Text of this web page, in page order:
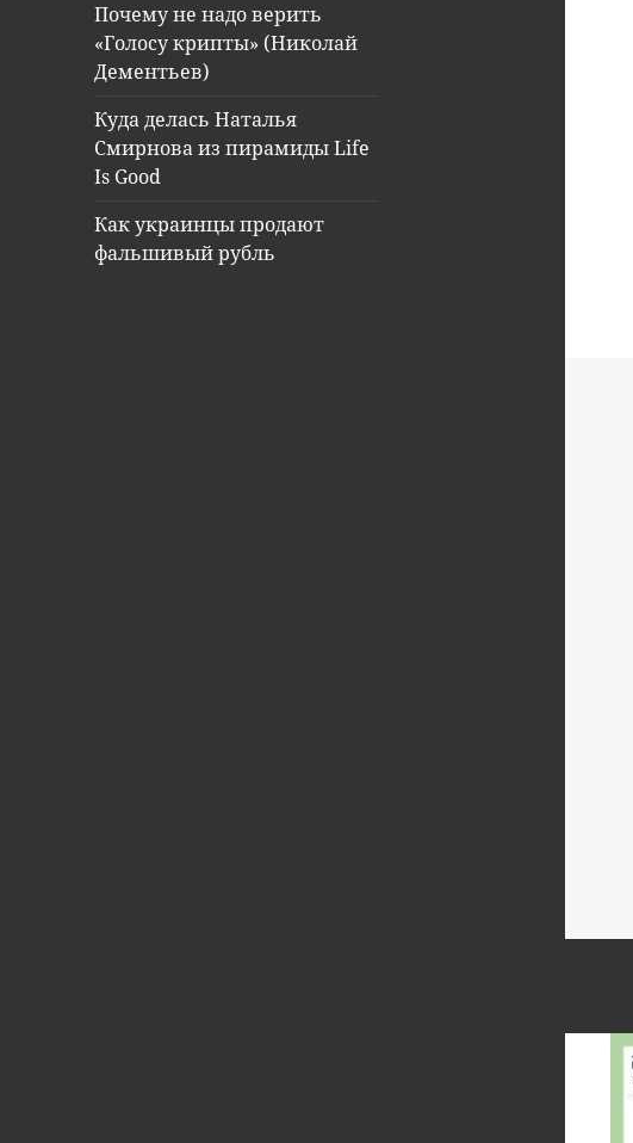
Почему не надо верить
«Голосу крипты» (Николай
Дементьев)
Куда делась Наталья
Смирнова из пирамиды Life
Is Good
Как украинцы продают
фальшивый рубль